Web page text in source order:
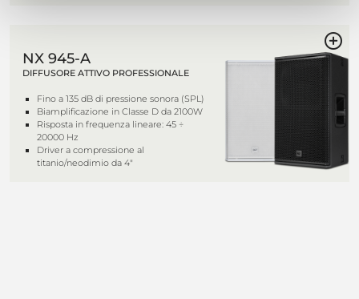
NX 945-A
DIFFUSORE ATTIVO PROFESSIONALE
Fino a 135 dB di pressione sonora (SPL)
Biamplificazione in Classe D da 2100W
Risposta in frequenza lineare: 45 ÷
20000 Hz
Driver a compressione al
titanio/neodimio da 4"